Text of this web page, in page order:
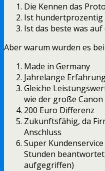
Die Kennen das
Ist hundertprozentig
Ist das beste was
Aber warum wurden es
Made in Germany
Jahrelange
Gleiche
wie der große Canon
200 Euro Differenz
Zukunftsfähig, da
Anschluss
Super
Stunden
aufgegriffen)